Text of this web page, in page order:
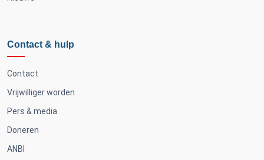
Contact & hulp
Contact
Vrijwilliger worden
Pers & media
Doneren
ANBI